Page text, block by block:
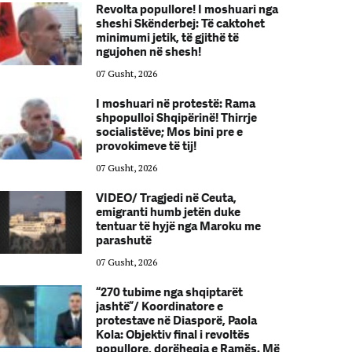
Revolta popullore! I moshuari nga
sheshi Skënderbej: Të caktohet
minimumi jetik, të gjithë të
ngujohen në shesh!
07 Gusht, 2026
I moshuari në protestë: Rama
shpopulloi Shqipërinë! Thirrje
socialistëve; Mos bini pre e
provokimeve të tij!
07 Gusht, 2026
VIDEO/ Tragjedi në Ceuta,
emigranti humb jetën duke
tentuar të hyjë nga Maroku me
parashutë
07 Gusht, 2026
“270 tubime nga shqiptarët
jashtë”/ Koordinatore e
protestave në Diasporë, Paola
Kola: Objektiv final i revoltës
popullore, dorëheqja e Ramës. Më